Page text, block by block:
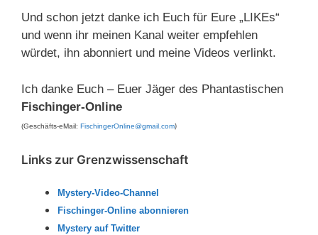
Und schon jetzt danke ich Euch für Eure „LIKEs“
und wenn ihr meinen Kanal weiter empfehlen
würdet, ihn abonniert und meine Videos verlinkt.
Ich danke Euch – Euer Jäger des Phantastischen
Fischinger-Online
(Geschäfts-eMail: FischingerOnline@gmail.com)
Links zur Grenzwissenschaft
Mystery-Video-Channel
Fischinger-Online abonnieren
Mystery auf Twitter